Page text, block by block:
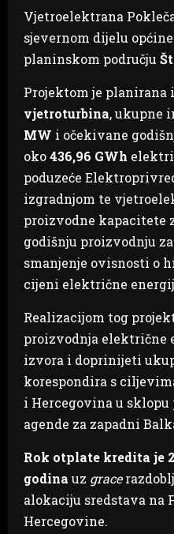
Vjetroelektrana
sjevernom dijelu općine
planinskom području
Projektom je planirana
vjetroturbina, ukupne
MW i očekivane
oko436,96 GWh
poduzeće
izgradnjom te
proizvodne kapacitete
godišnju proizvodnju
smanjenje ovisnosti o
cijeni električne
Realizacijom tog
proizvodnja električne
izvora i doprinijeti
korespondira s
i Hercegovina u sklopu
agende za zapadni
Rok otplate kredita je
godina uz grace
alokaciju sredstava na
Hercegovine.